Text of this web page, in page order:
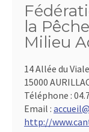
la
Milieu
14 Allée du
15000
Téléphone :
Email :
http://